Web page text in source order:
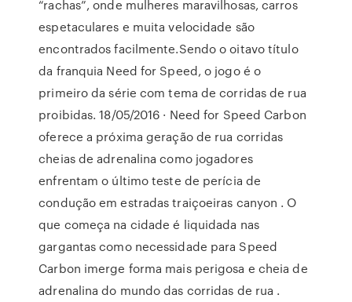
“rachas”, onde mulheres maravilhosas, carros
espetaculares e muita velocidade são
encontrados facilmente.Sendo o oitavo título
da franquia Need for Speed, o jogo é o
primeiro da série com tema de corridas de rua
proibidas. 18/05/2016 · Need for Speed Carbon
oferece a próxima geração de rua corridas
cheias de adrenalina como jogadores
enfrentam o último teste de perícia de
condução em estradas traiçoeiras canyon . O
que começa na cidade é liquidada nas
gargantas como necessidade para Speed
Carbon imerge forma mais perigosa e cheia de
adrenalina do mundo das corridas de rua .